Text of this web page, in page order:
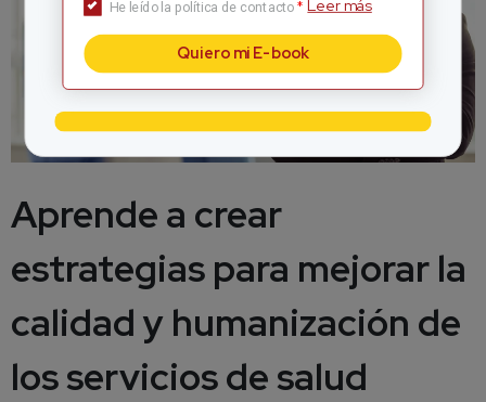
He leído la política de contacto * Leer más
Quiero mi E-book
Aprende a crear
estrategias para mejorar la
calidad y humanización de
los servicios de salud